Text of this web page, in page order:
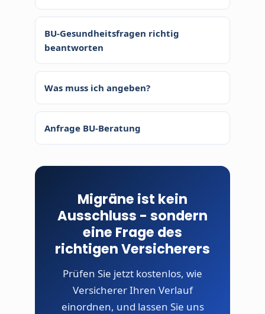
BU-Gesundheitsfragen richtig
beantworten
Was muss ich angeben?
Anfrage BU-Beratung
Migräne ist kein
Ausschluss - sondern
eine Frage des
richtigen Versicherers
Prüfen Sie jetzt kostenlos, wie
Versicherer Ihren Verlauf
einordnen, und lassen Sie uns